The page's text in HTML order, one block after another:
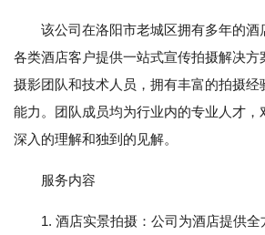
该公司在洛阳市老城区拥有多年的酒
各类酒店客户提供一站式宣传拍摄解决方
摄影团队和技术人员，拥有丰富的拍摄经
能力。团队成员均为行业内的专业人才，
深入的理解和独到的见解。
服务内容
1. 酒店实景拍摄：公司为酒店提供